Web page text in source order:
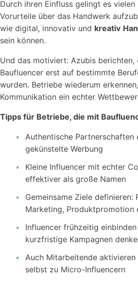
Durch ihren Einfluss gelingt es vielen
Vorurteile über das Handwerk
wie digital, innovativ und kreativ
sein können.
Und das motiviert: Azubis berichten,
Baufluencer erst auf bestimmte
wurden. Betriebe wiederum
Kommunikation ein echter
Tipps für Betriebe, die mit
Authentische Partnerschaften
gekünstelte Werbung
Kleine Influencer mit echter
effektiver als große Namen
Gemeinsame Ziele definieren:
Marketing, Produktpromotion
Influencer frühzeitig
kurzfristige Kampagnen
Auch Mitarbeitende aktivieren
selbst zu Micro-Influencern